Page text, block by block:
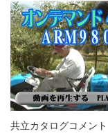
共立カタログコメント